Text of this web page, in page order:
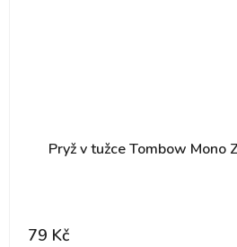
Pryž v tužce Tombow Mono
79 Kč